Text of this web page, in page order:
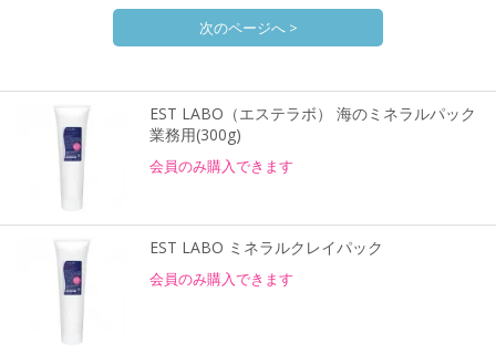
次のページへ >
EST LABO（エステラボ） 海のミネラルパック
業務用(300g)
会員のみ購入できます
EST LABO ミネラルクレイパック
会員のみ購入できます